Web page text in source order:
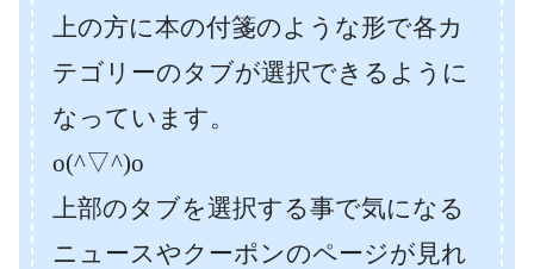
上の方に本の付箋のような形で各カ
テゴリーのタブが選択できるように
なっています。
o(^▽^)o
上部のタブを選択する事で気になる
ニュースやクーポンのページが見れ